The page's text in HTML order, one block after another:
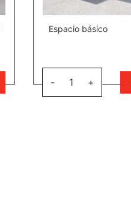
Espacio básico
- 1 +